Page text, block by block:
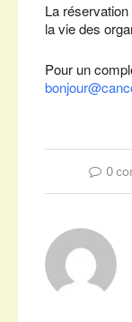
La
la vie des
Pour un
0